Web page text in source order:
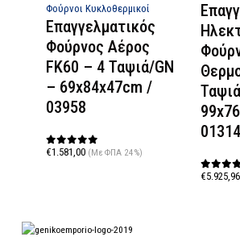
Φούρνοι Κυκλοθερμικοί
Επαγγελματικός
Φούρνος Αέρος
FK60 – 4 Ταψιά/GN
– 69x84x47cm /
03958
0out of 5
€1.581,00 (Με ΦΠΑ 24%)
01314
0out
€5.925,96